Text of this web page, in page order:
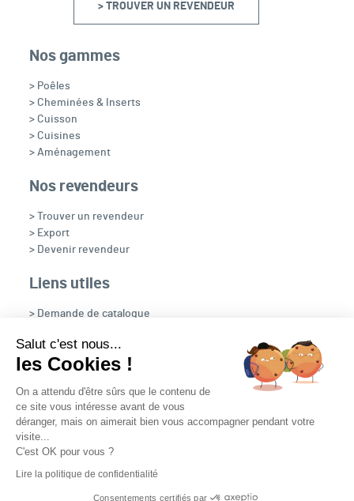
> TROUVER UN REVENDEUR
Nos gammes
> Poêles
> Cheminées & Inserts
> Cuisson
> Cuisines
> Aménagement
Nos revendeurs
> Trouver un revendeur
> Export
> Devenir revendeur
Liens utiles
> Demande de catalogue
> OpenFire
Nous suivre
Plan du site Contact
Salut c'est nous...
les Cookies !
On a attendu d'être sûrs que le contenu de
ce site vous intéresse avant de vous
déranger, mais on aimerait bien vous accompagner pendant votre
visite...
C'est OK pour vous ?
Lire la politique de confidentialité
Consentements certifiés par